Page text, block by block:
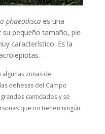
phaeodisca es una
su pequeño tamaño, pie
característico. Es la
zonas de
dehesas del Campo
cantidades y se
que no tienen ningún